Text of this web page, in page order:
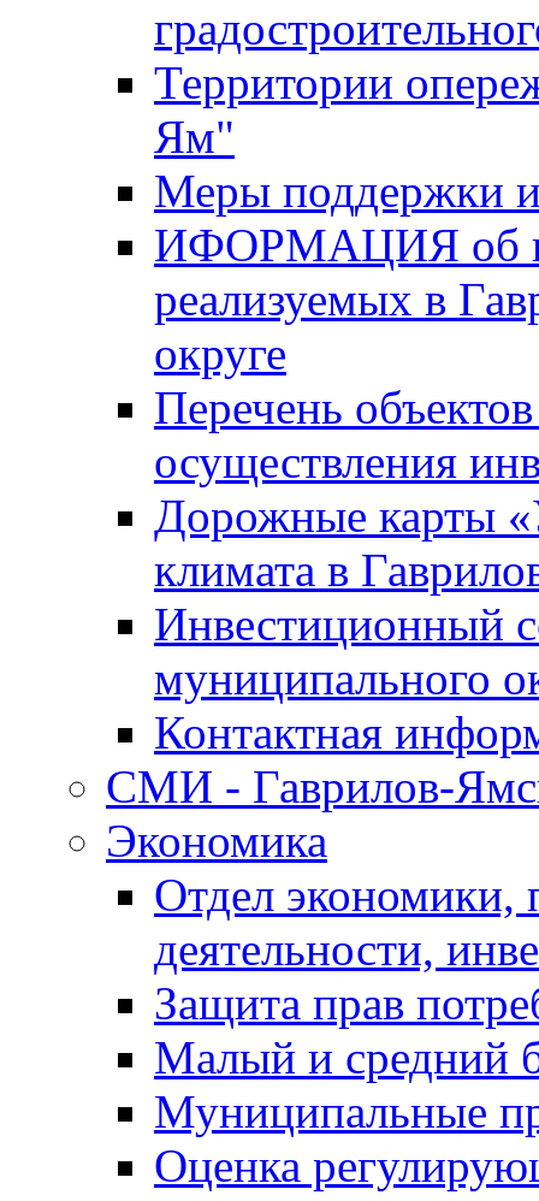
Территории
Ям"
Меры поддержки
ИФОРМАЦИЯ об
реализуемых в
округе
Перечень
осуществления
Дорожные карты
климата в
Инвестиционный
муниципального
Контактная
СМИ - Гаврилов-
Экономика
Отдел экономики,
деятельности,
Защита прав
Малый и средний
Муниципальные
Оценка